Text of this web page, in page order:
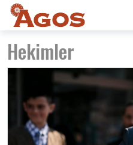
Hekimler